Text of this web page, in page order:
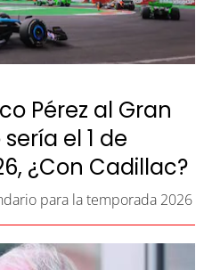
Pérez al Gran
el 1 de
¿Con Cadillac?
para la temporada 2026